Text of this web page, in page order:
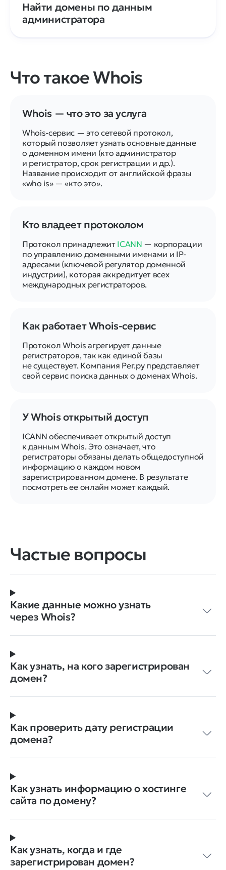
Найти домены по данным
администратора
Что такое Whois
Whois — что это за услуга
Whois-сервис — это сетевой протокол,
который позволяет узнать основные данные
о доменном имени (кто администратор
и регистратор, срок регистрации и др.).
Название происходит от английской фразы
«who is» — «кто это».
Кто владеет протоколом
Протокол принадлежит ICANN — корпорации
по управлению доменными именами и IP-
адресами (ключевой регулятор доменной
индустрии), которая аккредитует всех
международных регистраторов.
Как работает Whois-сервис
Протокол Whois агрегирует данные
регистраторов, так как единой базы
не существует. Компания Рег.ру представляет
свой сервис поиска данных о доменах Whois.
У Whois открытый доступ
ICANN обеспечивает открытый доступ
к данным Whois. Это означает, что
регистраторы обязаны делать общедоступной
информацию о каждом новом
зарегистрированном домене. В результате
посмотреть ее онлайн может каждый.
Частые вопросы
Какие данные можно узнать
через Whois?
Как узнать, на кого зарегистрирован
домен?
Как проверить дату регистрации
домена?
Как узнать информацию о хостинге
сайта по домену?
Как узнать, когда и где
зарегистрирован домен?